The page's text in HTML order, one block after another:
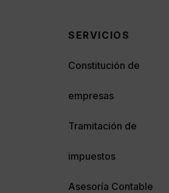
SERVICIOS
Constitución de
empresas
Tramitación de
impuestos
Asesoría Contable